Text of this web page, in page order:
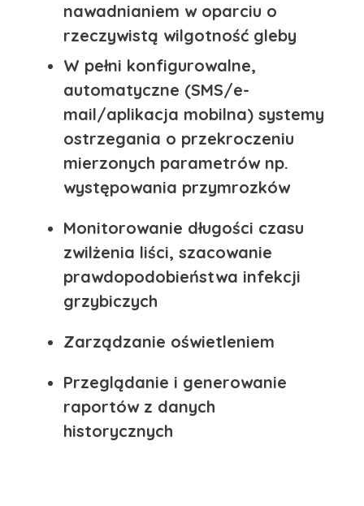
nawadnianiem w oparciu o
rzeczywistą wilgotność gleby
W pełni konfigurowalne,
automatyczne (SMS/e-
mail/aplikacja mobilna) systemy
ostrzegania o przekroczeniu
mierzonych parametrów np.
występowania przymrozków
Monitorowanie długości czasu
zwilżenia liści, szacowanie
prawdopodobieństwa infekcji
grzybiczych
Zarządzanie oświetleniem
Przeglądanie i generowanie
raportów z danych
historycznych